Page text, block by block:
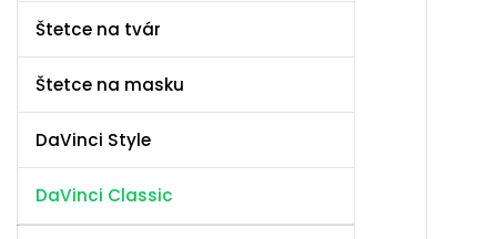
Štetce na tvár
Štetce na masku
DaVinci Style
DaVinci Classic